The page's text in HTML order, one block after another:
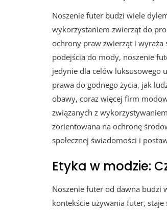
Noszenie futer budzi wiele
wykorzystaniem zwierząt do
ochrony praw zwierząt i
podejścia do mody, noszenie
jedynie dla celów luksusowego
prawa do godnego życia, jak
obawy, coraz więcej firm
związanych z
zorientowana na ochronę
społecznej świadomości i
Etyka w modzie:
Noszenie futer od dawna budzi
kontekście używania futer,